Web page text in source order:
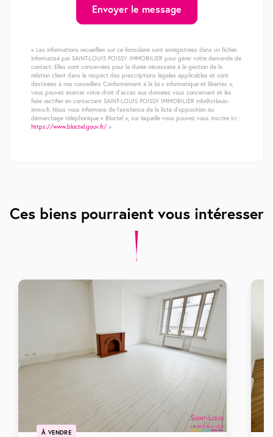
Envoyer le message
« Les informations recueillies sur ce formulaire sont enregistrées dans un fichier
informatisé par SAINT-LOUIS POISSY IMMOBILIER pour gérer votre demande de
contact. Elles sont conservées pour la durée nécessaire à la gestion de la
relation client dans le respect des prescriptions légales applicables et sont
destinées à nos conseillers Conformément à la loi « informatique et libertés »,
vous pouvez exercer votre droit d'accès aux données vous concernant et les
faire rectifier en contactant SAINT-LOUIS POISSY IMMOBILIER info@stlouis-
immo.fr. Nous vous informons de l'existence de la liste d'opposition au
démarchage téléphonique « Bloctel », sur laquelle vous pouvez vous inscrire ici :
https://www.bloctel.gouv.fr/ »
Ces biens pourraient vous intéresser
À VENDRE